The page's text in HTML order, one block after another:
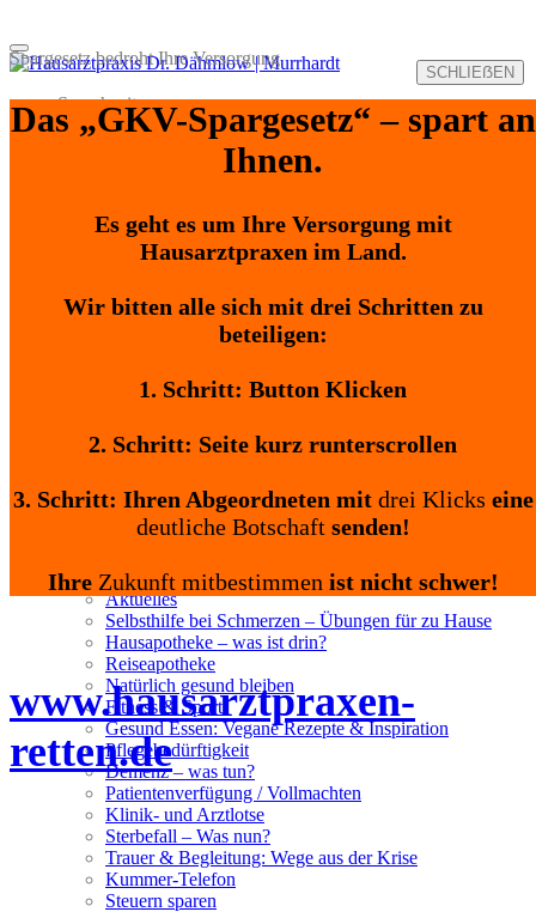
Menu
Sprechzeiten
Anfahrt
Impfungen
Privatleistungen
LKW-Führerschein (Eignungsuntersuchung)
Fallschirmspringen (Eignungsuntersuchung)
Spezial: Phlebolyser® – Hautkosmetik
Spezial: VNS-Stressanalyse
Spezial: AFC® – dynam. Zellstimulation
Medikamente bei Hitze
Kindeswohlgefährdung
Onlinebereich
Onlinetermin buchen
Service & Ratgeber
Aktuelles
Selbsthilfe bei Schmerzen – Übungen für zu Hause
Hausapotheke – was ist drin?
Reiseapotheke
Natürlich gesund bleiben
Fitness & Sport
Gesund Essen: Vegane Rezepte & Inspiration
Pflegebedürftigkeit
Demenz – was tun?
Patientenverfügung / Vollmachten
Klinik- und Arztlotse
Sterbefall – Was nun?
Trauer & Begleitung: Wege aus der Krise
Kummer-Telefon
Steuern sparen
Spargesetz bedroht Ihre Versorgung
Das „GKV-Spargesetz“ – spart an
Ihnen.
Es geht es um Ihre Versorgung mit
Hausarztpraxen im Land.
Wir bitten alle sich mit drei Schritten zu
beteiligen:
1. Schritt: Button Klicken
2. Schritt: Seite kurz runterscrollen
3. Schritt: Ihren Abgeordneten mit drei Klicks eine
deutliche Botschaft senden!
IhreZukunft mitbestimmen ist nicht schwer!
www.hausarztpraxen-
retten.de
SCHLIEẞEN